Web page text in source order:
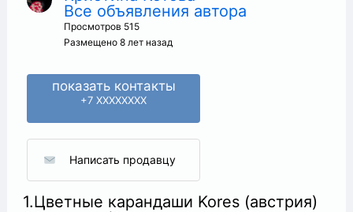
+
Все объявления автора
Просмотров 515
Размещено 8 лет назад
показать контакты
+7 XXXXXXXX
Написать продавцу
1.Цветные карандаши Kores (австрия)